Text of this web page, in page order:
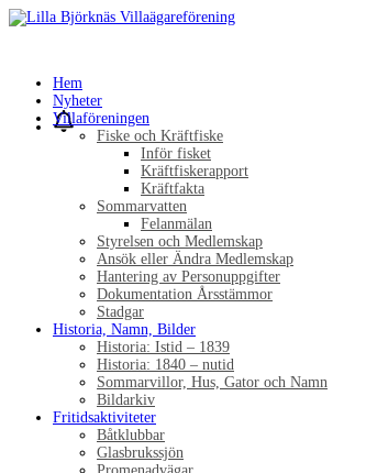
Hem
Nyheter
Villaföreningen
Fiske och Kräftfiske
Inför fisket
Kräftfiskerapport
Kräftfakta
Sommarvatten
Felanmälan
Styrelsen och Medlemskap
Ansök eller Ändra Medlemskap
Hantering av Personuppgifter
Dokumentation Årsstämmor
Stadgar
Historia, Namn, Bilder
Historia: Istid – 1839
Historia: 1840 – nutid
Sommarvillor, Hus, Gator och Namn
Bildarkiv
Fritidsaktiviteter
Båtklubbar
Glasbrukssjön